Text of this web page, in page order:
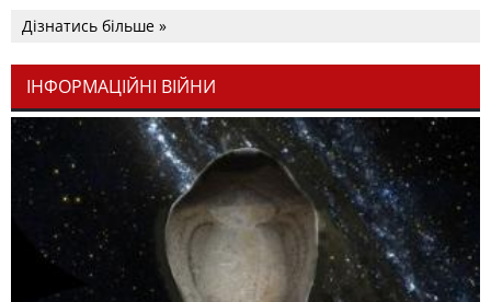
Дізнатись більше »
ІНФОРМАЦІЙНІ ВІЙНИ